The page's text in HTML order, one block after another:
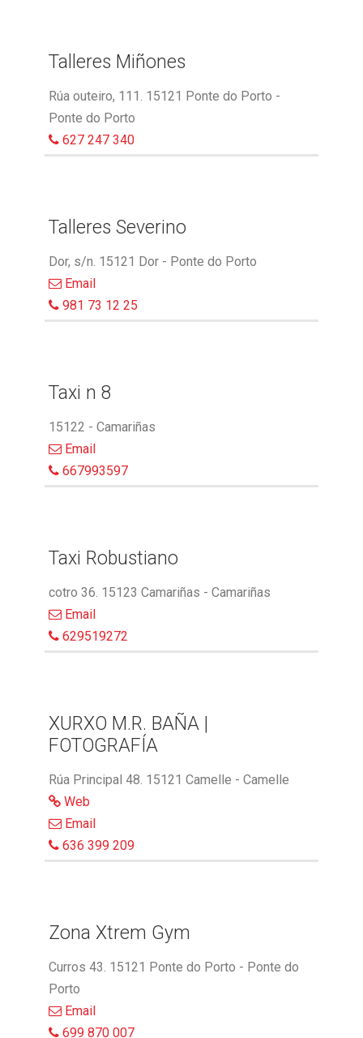
Talleres Miñones
Rúa outeiro, 111. 15121 Ponte do Porto -
Ponte do Porto
627 247 340
Talleres Severino
Dor, s/n. 15121 Dor - Ponte do Porto
Email
981 73 12 25
Taxi n 8
15122 - Camariñas
Email
667993597
Taxi Robustiano
cotro 36. 15123 Camariñas - Camariñas
Email
629519272
XURXO M.R. BAÑA |
FOTOGRAFÍA
Rúa Principal 48. 15121 Camelle - Camelle
Web
Email
636 399 209
Zona Xtrem Gym
Curros 43. 15121 Ponte do Porto - Ponte do
Porto
Email
699 870 007